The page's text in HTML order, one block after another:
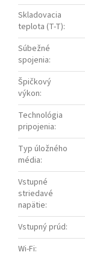
Skladovacia
teplota (T-T):
Súbežné
spojenia:
Špičkový
výkon:
Technológia
pripojenia:
Typ úložného
média:
Vstupné
striedavé
napätie:
Vstupný prúd:
Wi-Fi: